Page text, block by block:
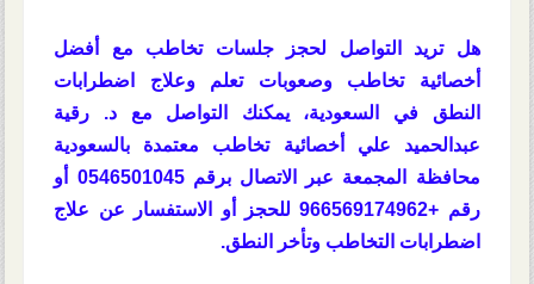
هل تريد التواصل لحجز جلسات تخاطب مع أفضل
أخصائية تخاطب وصعوبات تعلم وعلاج اضطرابات
النطق في السعودية، يمكنك التواصل مع د. رقية
عبدالحميد علي أخصائية تخاطب معتمدة بالسعودية
محافظة المجمعة عبر الاتصال برقم 0546501045 أو
رقم +966569174962 للحجز أو الاستفسار عن علاج
اضطرابات التخاطب وتأخر النطق.